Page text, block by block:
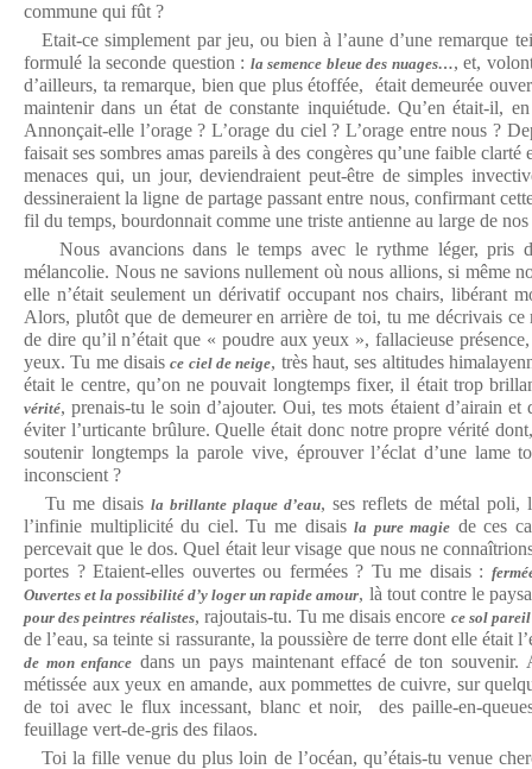
commune qui fût ?
Etait-ce simplement par jeu, ou bien à l’aune d’une remarque
formulé la seconde question : la semence bleue des nuages…, et,
d’ailleurs, ta remarque, bien que plus étoffée, était demeurée
maintenir dans un état de constante inquiétude. Qu’en était-il,
Annonçait-elle l’orage ? L’orage du ciel ? L’orage entre nous ?
faisait ses sombres amas pareils à des congères qu’une faible clarté
menaces qui, un jour, deviendraient peut-être de simples
dessineraient la ligne de partage passant entre nous, confirmant
fil du temps, bourdonnait comme une triste antienne au large de
Nous avancions dans le temps avec le rythme léger, pris
mélancolie. Nous ne savions nullement où nous allions, si même
elle n’était seulement un dérivatif occupant nos chairs, libérant
Alors, plutôt que de demeurer en arrière de toi, tu me décrivais
de dire qu’il n’était que « poudre aux yeux », fallacieuse
yeux. Tu me disaisce ciel de neige, très haut, ses altitudes
était le centre, qu’on ne pouvait longtemps fixer, il était trop
vérité, prenais-tu le soin d’ajouter. Oui, tes mots étaient d’airain et
éviter l’urticante brûlure. Quelle était donc notre propre vérité
soutenir longtemps la parole vive, éprouver l’éclat d’une lame
inconscient ?
Tu me disais la brillante plaque d’eau, ses reflets de métal poli,
l’infinie multiplicité du ciel. Tu me disaisla pure magie de ces
percevait que le dos. Quel était leur visage que nous ne
portes ? Etaient-elles ouvertes ou fermées ? Tu me disais :
Ouvertes et la possibilité d’y loger un rapide amour, là tout contre le
pour des peintres réalistes, rajoutais-tu. Tu me disais encore ce sol
de l’eau, sa teinte si rassurante, la poussière de terre dont elle était
de mon enfance dans un pays maintenant effacé de ton souvenir.
métissée aux yeux en amande, aux pommettes de cuivre, sur
de toi avec le flux incessant, blanc et noir, des paille-en-
feuillage vert-de-gris des filaos.
Toi la fille venue du plus loin de l’océan, qu’étais-tu venue